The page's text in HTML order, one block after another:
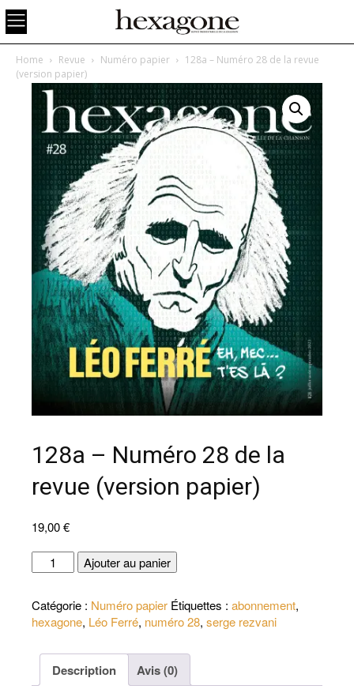
Home Revue Numéro papier
128a – Numéro 28 de la revue
(version papier)
128a – Numéro 28 de la
revue (version papier)
19,00€
quantité
de
-
Numéro
de
Ajouter au panier
Catégorie : Numéro papier Étiquettes : abonnement,
hexagone, Léo Ferré, numéro 28, serge rezvani
Description Avis (0)